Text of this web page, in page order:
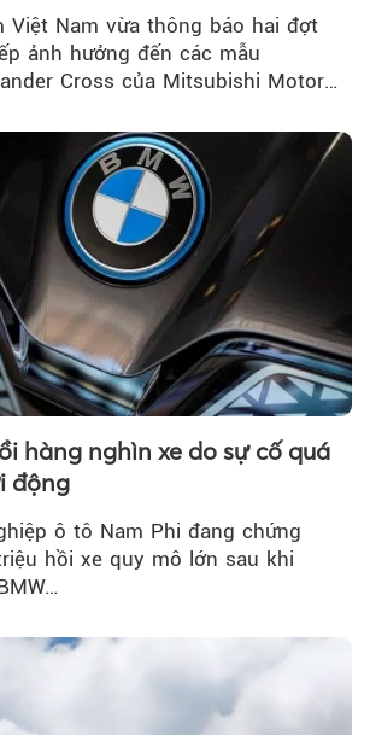
Việt Nam vừa thông báo hai đợt
ảnh hưởng đến các mẫu
Cross của Mitsubishi Motor
hàng nghìn xe do sự cố quá
động
ô tô Nam Phi đang chứng
hồi xe quy mô lớn sau khi